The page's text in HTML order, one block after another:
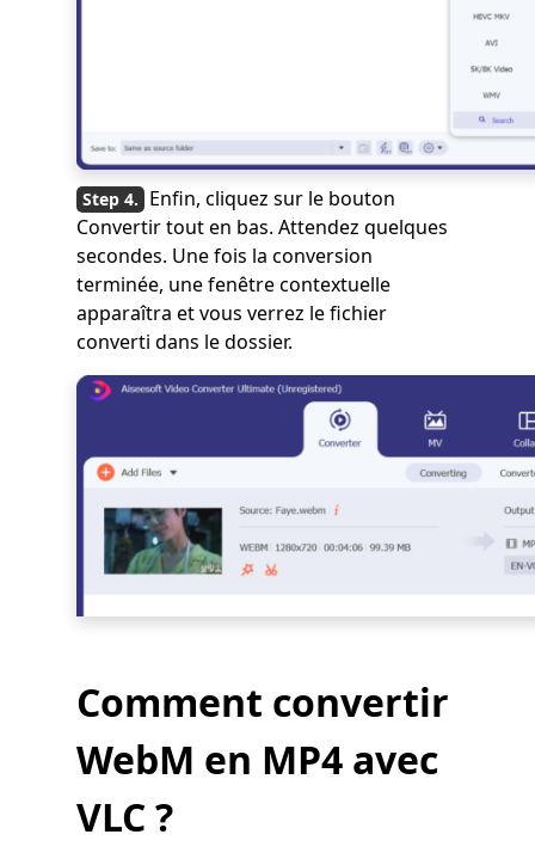
Enfin, cliquez sur le bouton
Convertir tout en bas. Attendez quelques
secondes. Une fois la conversion
terminée, une fenêtre contextuelle
apparaîtra et vous verrez le fichier
converti dans le dossier.
Comment convertir
WebM en MP4 avec
VLC ?